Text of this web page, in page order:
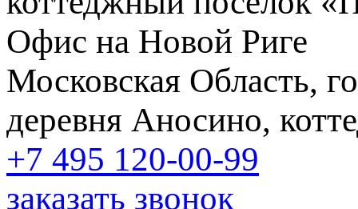
Офис на Новой Риге
Московская Область,
деревня Аносино,
+7 495 120-00-99
заказать звонок